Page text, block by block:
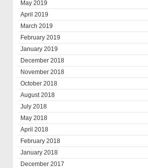
May 2019
April 2019
March 2019
February 2019
January 2019
December 2018
November 2018
October 2018
August 2018
July 2018
May 2018
April 2018
February 2018
January 2018
December 2017